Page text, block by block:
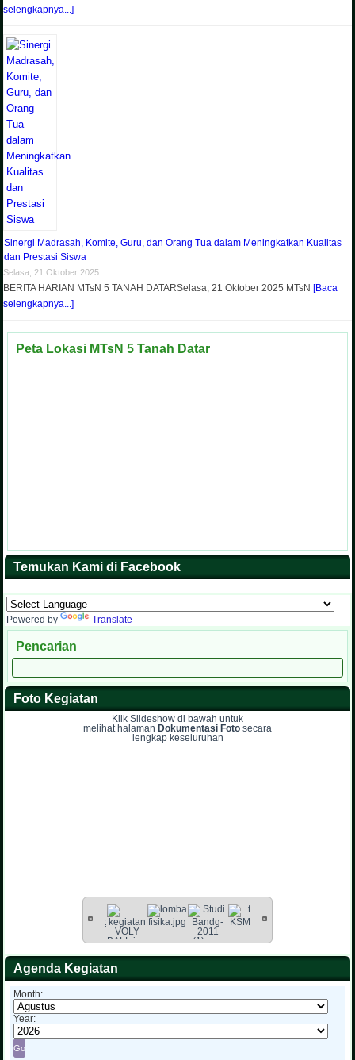
selengkapnya...]
Sinergi Madrasah, Komite, Guru, dan Orang Tua dalam Meningkatkan Kualitas
dan Prestasi Siswa
Selasa, 21 Oktober 2025
BERITA HARIAN MTsN 5 TANAH DATARSelasa, 21 Oktober 2025 MTsN[Baca
selengkapnya...]
Peta Lokasi MTsN 5 Tanah Datar
Temukan Kami di Facebook
Powered by Translate
Pencarian
Foto Kegiatan
Klik Slideshow di bawah untuk
melihat halaman Dokumentasi Foto secara
lengkap keseluruhan
Agenda Kegiatan
Month:
Year: